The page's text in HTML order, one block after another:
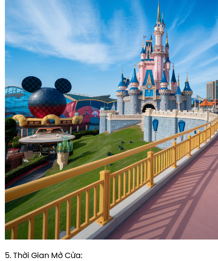
5. Thời Gian Mở Cửa: